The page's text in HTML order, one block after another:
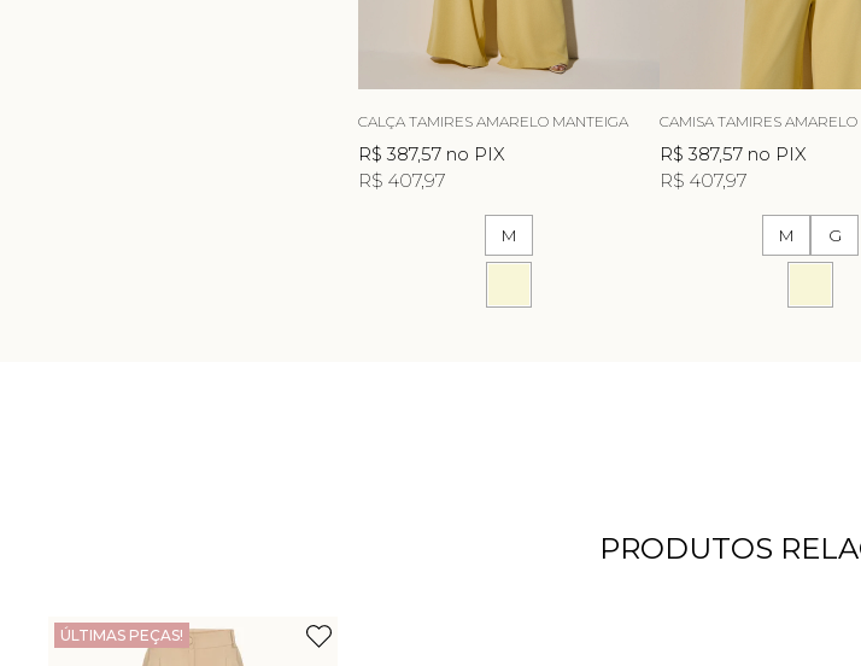
CALÇA TAMIRES AMARELO MANTEIGA
R$ 387,57 no PIX
R$ 407,97
M
CAMISA TAMIRES
R$ 387,57 no PIX
R$ 407,97
M G
PRODUTOS
ÚLTIMAS PEÇAS!